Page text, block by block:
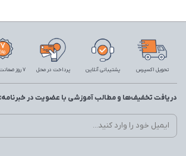
تحویل اکسپرس پشتیبانی آنلاین پرداخت در محل 7 روز ضمانت بازگشت
دریافت تخفیف‌ها و مطالب آموزشی با عضویت در خبرنامه: